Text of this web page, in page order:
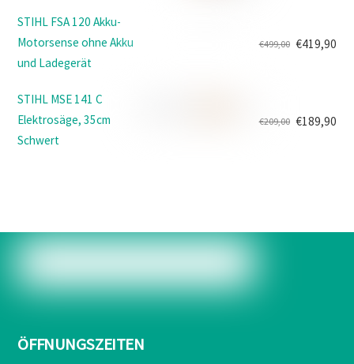
war:
€1.249,00
ist:
€999,90.
STIHL FSA 120 Akku-
Motorsense ohne Akku
und Ladegerät
€499,00
war:
€499,00
€419,90
ist:
€419,90.
STIHL MSE 141 C
Elektrosäge, 35cm
Schwert
€209,00
Ursprünglicher
€189,90
ÖFFNUNGSZEITEN